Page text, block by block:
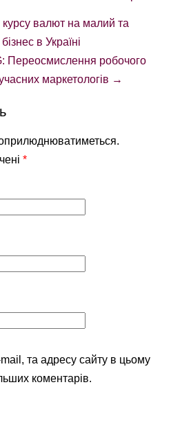
валют на малий та
в Україні
Переосмислення робочого
маркетологів →
*
та адресу сайту в цьому
коментарів.